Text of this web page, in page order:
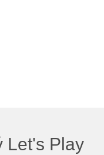
Let's Play